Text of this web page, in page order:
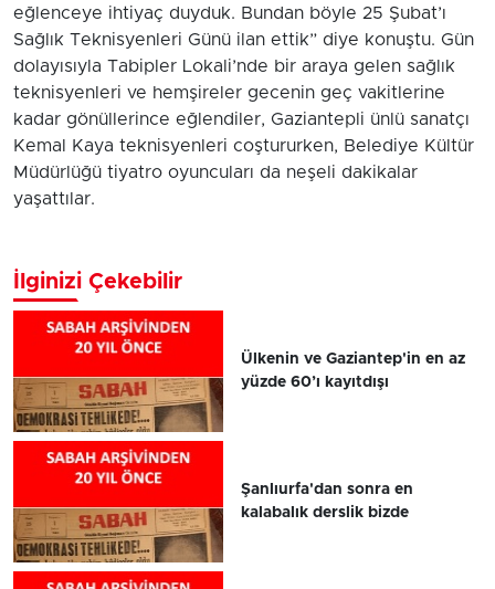
eğlenceye ihtiyaç duyduk. Bundan böyle 25 Şubat’ı
Sağlık Teknisyenleri Günü ilan ettik” diye konuştu. Gün
dolayısıyla Tabipler Lokali’nde bir araya gelen sağlık
teknisyenleri ve hemşireler gecenin geç vakitlerine
kadar gönüllerince eğlendiler, Gaziantepli ünlü sanatçı
Kemal Kaya teknisyenleri coştururken, Belediye Kültür
Müdürlüğü tiyatro oyuncuları da neşeli dakikalar
yaşattılar.
İlginizi Çekebilir
Ülkenin ve Gaziantep'in en az
yüzde 60’ı kayıtdışı
Şanlıurfa'dan sonra en
kalabalık derslik bizde